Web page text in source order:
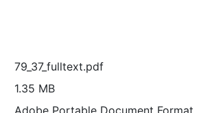
79_37_fulltext.pdf
1.35 MB
Adobe Portable Document Format